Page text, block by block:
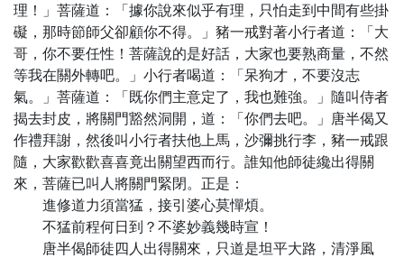
理！」菩薩道：「據你說來似乎有理，只怕走到中間有些掛
礙，那時節師父卻顧你不得。」豬一戒對著小行者道：「大
哥，你不要任性！菩薩說的是好話，大家也要熟商量，不然
等我在關外轉吧。」小行者喝道：「呆狗才，不要沒志
氣。」菩薩道：「既你們主意定了，我也難強。」隨叫侍者
揭去封皮，將關門豁然洞開，道：「你們去吧。」唐半偈又
作禮拜謝，然後叫小行者扶他上馬，沙彌挑行李，豬一戒跟
隨，大家歡歡喜喜竟出關望西而行。誰知他師徒纔出得關
來，菩薩已叫人將關門緊閉。正是：
進修道力須當猛，接引婆心莫憚煩。
不猛前程何日到？不婆妙義幾時宣！
唐半偈師徒四人出得關來，只道是坦平大路，清淨風